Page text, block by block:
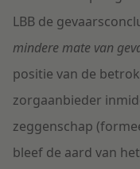
LBB de
mindere mate van
positie van de
zorgaanbieder
zeggenschap
bleef de aard van